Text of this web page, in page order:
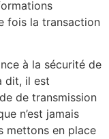
fois la transaction
à la sécurité de
dit, il est
de transmission
n’est jamais
mettons en place